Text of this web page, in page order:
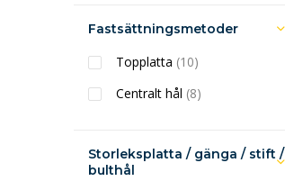
Fastsättningsmetoder
Topplatta (10)
Centralt hål (8)
Storleksplatta / gänga / stift /
bulthål